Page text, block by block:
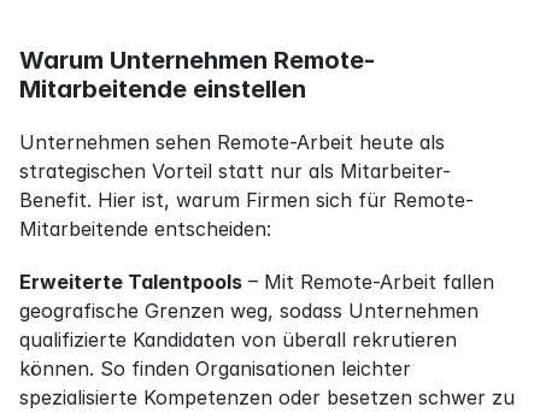
Warum Unternehmen Remote-
Mitarbeitende einstellen
Unternehmen sehen Remote-Arbeit heute als
strategischen Vorteil statt nur als Mitarbeiter-
Benefit. Hier ist, warum Firmen sich für Remote-
Mitarbeitende entscheiden:
Erweiterte Talentpools – Mit Remote-Arbeit fallen
geografische Grenzen weg, sodass Unternehmen
qualifizierte Kandidaten von überall rekrutieren
können. So finden Organisationen leichter
spezialisierte Kompetenzen oder besetzen schwer zu